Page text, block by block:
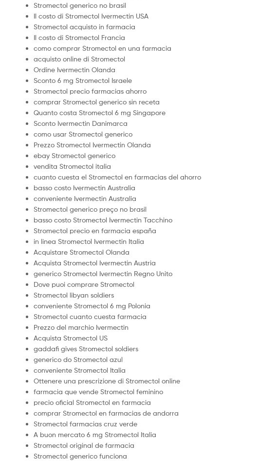
Stromectol generico no brasil
Il costo di Stromectol Ivermectin USA
Stromectol acquisto in farmacia
Il costo di Stromectol Francia
como comprar Stromectol en una farmacia
acquisto online di Stromectol
Ordine Ivermectin Olanda
Sconto 6 mg Stromectol Israele
Stromectol precio farmacias ahorro
comprar Stromectol generico sin receta
Quanto costa Stromectol 6 mg Singapore
Sconto Ivermectin Danimarca
como usar Stromectol generico
Prezzo Stromectol Ivermectin Olanda
ebay Stromectol generico
vendita Stromectol italia
cuanto cuesta el Stromectol en farmacias del ahorro
basso costo Ivermectin Australia
conveniente Ivermectin Australia
Stromectol generico preço no brasil
basso costo Stromectol Ivermectin Tacchino
Stromectol precio en farmacia españa
in linea Stromectol Ivermectin Italia
Acquistare Stromectol Olanda
Acquista Stromectol Ivermectin Austria
generico Stromectol Ivermectin Regno Unito
Dove puoi comprare Stromectol
Stromectol libyan soldiers
conveniente Stromectol 6 mg Polonia
Stromectol cuanto cuesta farmacia
Prezzo del marchio Ivermectin
Acquista Stromectol US
gaddafi gives Stromectol soldiers
generico do Stromectol azul
conveniente Stromectol Italia
Ottenere una prescrizione di Stromectol online
farmacia que vende Stromectol feminino
precio oficial Stromectol en farmacia
comprar Stromectol en farmacias de andorra
Stromectol farmacias cruz verde
A buon mercato 6 mg Stromectol Italia
Stromectol original de farmacia
Stromectol generico funciona